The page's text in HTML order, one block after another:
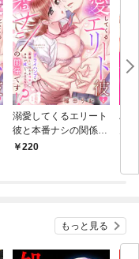
溺愛してくるエリート
彼と本番ナシの関係で
す！？ ドライハンプで
220
ハ
もっと見る